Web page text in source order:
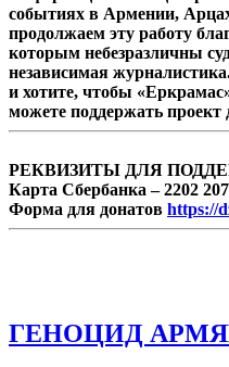
событиях в Армении,
продолжаем эту работу
которым небезразличны
независимая
и хотите, чтобы
можете поддержать
РЕКВИЗИТЫ ДЛЯ
Карта Сбербанка – 2202
Форма для донатов https://
ГЕНОЦИД